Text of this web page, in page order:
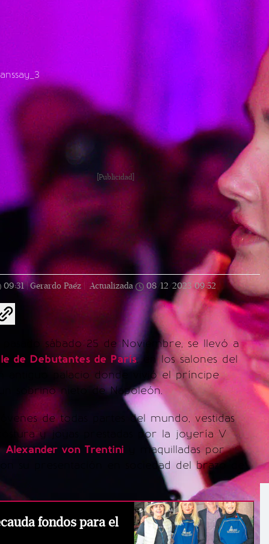
[Publicidad]
09:31 | Gerardo Paéz | Actualizada 08/12/2023 09:52
pasado sábado 25 de Noviembre, se llevó a
de Debutantes de París, en los salones del
antiguo palacio donde vivió el príncipe
sobrino nieto de Napoleón.
de todas partes del mundo, vestidas
y joyas prestadas por la joyería V
Alexander von Trentini y maquilladas por
su presentación en sociedad del brazo de
fondos para el